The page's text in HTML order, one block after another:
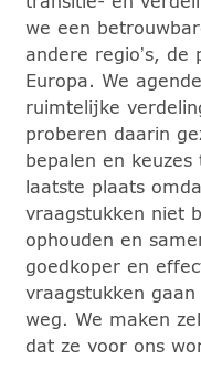
we een
andere regio’s, de
Europa. We
ruimtelijke
proberen daarin
bepalen en
laatste plaats
vraagstukken niet
ophouden en
goedkoper en
vraagstukken
weg. We maken
dat ze voor ons